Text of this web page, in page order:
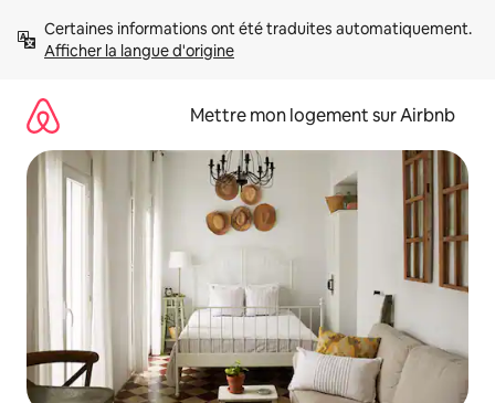
directement
Afficher la langue d'origine
Mettre mon logement sur Airbnb